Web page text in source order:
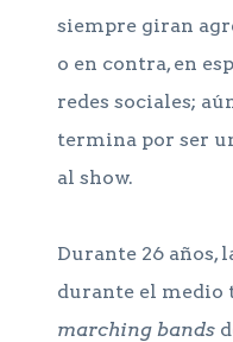
siempre giran
o en contra, en
redes sociales;
termina por ser
al show.
Durante 26 años,
durante el medio
marching bands